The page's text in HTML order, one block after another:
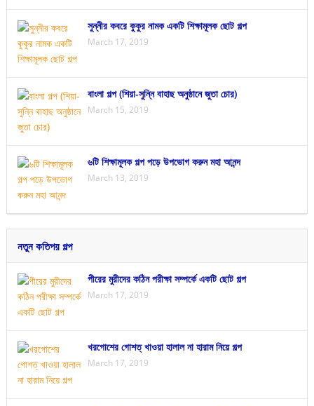
সুন্নীর কবরে কুকুর নামক একটি শিক্ষামূলক ছোট গল্প
March 17, 2019
বাংলা গল্প (শিয়া-সুন্নি বাহাছ অনুষ্ঠানে জুতা চোর)
March 15, 2019
৬টি শিক্ষামূলক গল্প পড়ে উপভোগ করুন মহা আনন্দ
March 13, 2019
নতুন কতিপয় গল্প
পীরের মুরীদের কঠিন পরীক্ষা সম্পর্কে একটি ছোট গল্প
March 17, 2019
খরগোশের গোশত্ খাওয়া হালাল না হারাম নিয়ে গল্প
March 17, 2019